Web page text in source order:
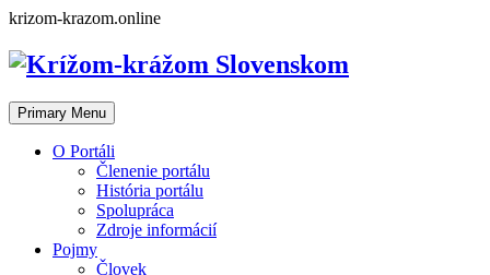
Skip
content
krizom-krazom.online
Primary Menu
O Portáli
Členenie portálu
História portálu
Spolupráca
Zdroje informácií
Pojmy
Človek